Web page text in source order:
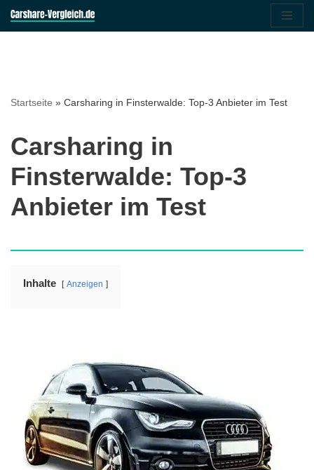
Startseite » Carsharing in Finsterwalde: Top-3 Anbieter im Test
Carsharing in
Finsterwalde: Top-3
Anbieter im Test
Inhalte Anzeigen